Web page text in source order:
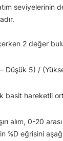
2 değer
Düşük 5) /
basit hareketli
alım, 0-20
%D eğrisini